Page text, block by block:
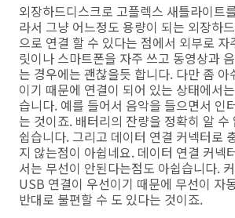
외장하드디스크로 고플렉스 새틀라이트
라서 그냥 어느정도 용량이 되는 외장하
으로 연결 할 수 있다는 점에서 외부로 자
릿이나 스마트폰을 자주 쓰고 동영상과
는 경우에는 괜찮을듯 합니다. 다만 좀 아
이기 때문에 연결이 되어 있는 상태에서
습니다. 예를 들어서 음악을 들으면서 인
는 것이죠. 배터리의 잔량을 정확히 알
쉽습니다. 그리고 데이터 연결 커넥터로
지 않는점이 아쉽네요. 데이터 연결 커넥
서는 무선이 안된다는점도 아쉽습니다.
USB 연결이 우선이기 때문에 무선이 자
반대로 불편할 수 도 있다는 것이죠.